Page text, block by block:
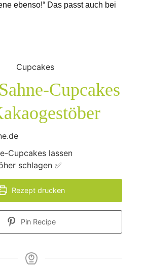
ebenso!“ Das passt auch bei
Cupcakes
Cupcakes lassen
schlagen ✅
Rezept drucken
Pin Recipe